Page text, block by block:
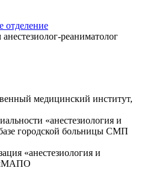
отделение
анестезиолог-реаниматолог
медицинский институт,
«анестезиология и
городской больницы СМП
«анестезиология и